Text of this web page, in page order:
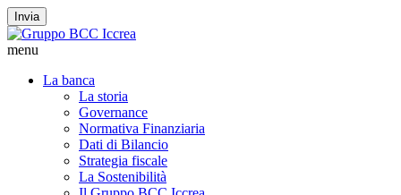
Invia
menu
La banca
La storia
Governance
Normativa Finanziaria
Dati di Bilancio
Strategia fiscale
La Sostenibilità